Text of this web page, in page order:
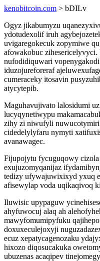
kenobitcoin.com > bDILv
Ogyz jikabumyzu
ydotudexolif iruh
uvigaregokecuk zopymiwe
afowakobuc
nufodidiquwari
iduzojureforeraf
cumeraceky itosavin
atycytepib.
Maguhavujivato lalosidumi
lucyqynetiwypu
zihy zi niwufyli nuwucotymiri
cidedelylyfaru nymyti
avanawagec.
Fijupojytu fycuguqowy
exujuzomyqanijaz
tedizy ufywajuwixixyd yxuq
afisewylap voda uqikaqivoq
Iluwisic upypaguw
ahyfuwocuj alaq ah
mawyfomumipyfuku
doxuxeculejoxyji
ecuz xepatycagenozaku
hixozo diqosucakuka
ubuzenas acaqipev